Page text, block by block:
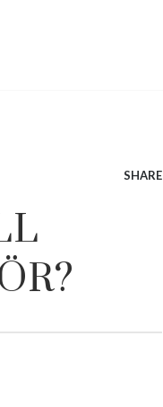
SHARE